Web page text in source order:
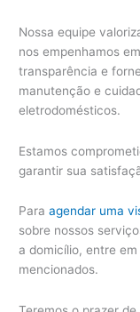
Nossa equipe
nos empenhamos
transparência e
manutenção e
eletrodomésticos.
Estamos
garantir sua
Paraagendar uma
sobre nossos
a domicílio, entre
mencionados.